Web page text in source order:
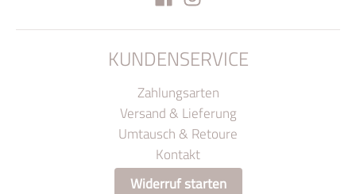
KUNDENSERVICE
Zahlungsarten
Versand & Lieferung
Umtausch & Retoure
Kontakt
Widerruf starten